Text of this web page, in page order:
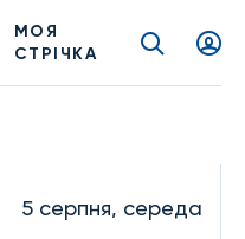
МОЯ
СТРІЧКА
5 серпня, середа